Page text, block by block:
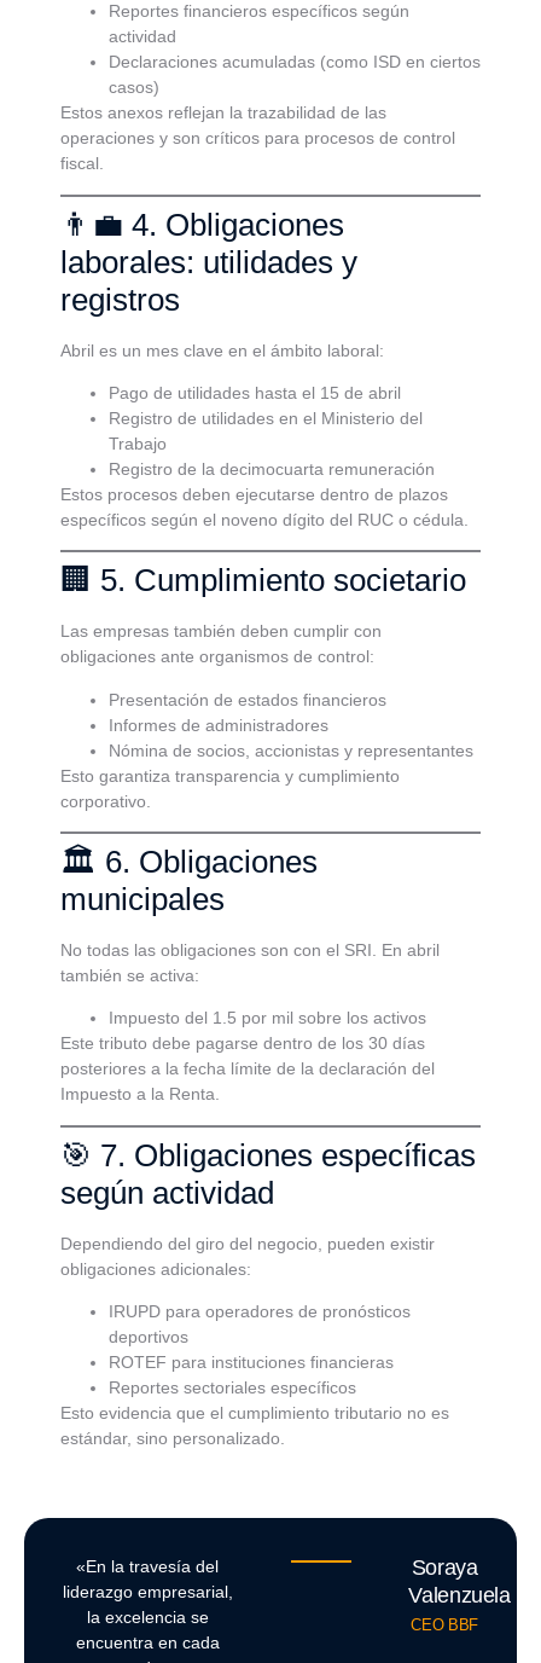
Reportes financieros específicos según
actividad
Declaraciones acumuladas (como ISD en ciertos
casos)
Estos anexos reflejan la trazabilidad de las
operaciones y son críticos para procesos de control
fiscal.
👨‍💼 4. Obligaciones
laborales: utilidades y
registros
Abril es un mes clave en el ámbito laboral:
Pago de utilidades hasta el 15 de abril
Registro de utilidades en el Ministerio del
Trabajo
Registro de la decimocuarta remuneración
Estos procesos deben ejecutarse dentro de plazos
específicos según el noveno dígito del RUC o cédula.
🏢 5. Cumplimiento societario
Las empresas también deben cumplir con
obligaciones ante organismos de control:
Presentación de estados financieros
Informes de administradores
Nómina de socios, accionistas y representantes
Esto garantiza transparencia y cumplimiento
corporativo.
🏛️ 6. Obligaciones
municipales
No todas las obligaciones son con el SRI. En abril
también se activa:
Impuesto del 1.5 por mil sobre los activos
Este tributo debe pagarse dentro de los 30 días
posteriores a la fecha límite de la declaración del
Impuesto a la Renta.
🎯 7. Obligaciones específicas
según actividad
Dependiendo del giro del negocio, pueden existir
obligaciones adicionales:
IRUPD para operadores de pronósticos
deportivos
ROTEF para instituciones financieras
Reportes sectoriales específicos
Esto evidencia que el cumplimiento tributario no es
estándar, sino personalizado.
«En la travesía del
liderazgo empresarial,
la excelencia se
encuentra en cada
Soraya
Valenzuela
CEO BBF